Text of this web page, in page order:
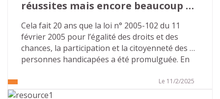
réussites mais encore beaucoup à
faire…
Cela fait 20 ans que la loi n° 2005-102 du 11
février 2005 pour l’égalité des droits et des
chances, la participation et la citoyenneté des
personnes handicapées a été promulguée. En
et apportait de nombreuses évolutions dans la
prise en compte du handicap et la recherche
Le 11/2/2025